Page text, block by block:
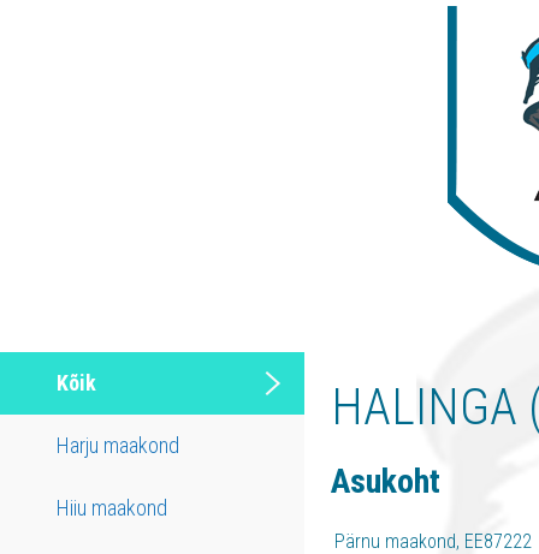
Kõik
Harju maakond
Hiiu maakond
HALINGA
Asukoht
Pärnu maakond, EE87222